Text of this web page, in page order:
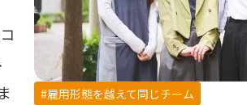
#雇用形態を越えて同じチーム